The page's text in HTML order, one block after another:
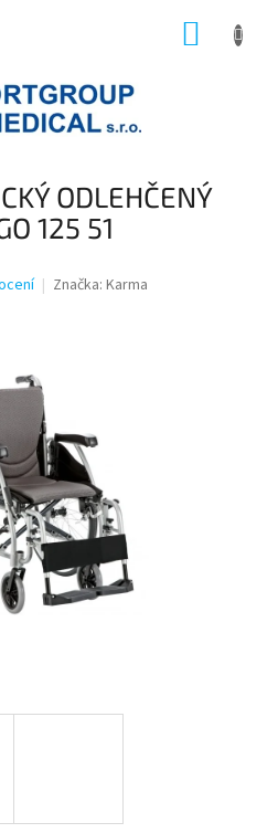
ODLEHČENÝ
125 51
Značka: Karma